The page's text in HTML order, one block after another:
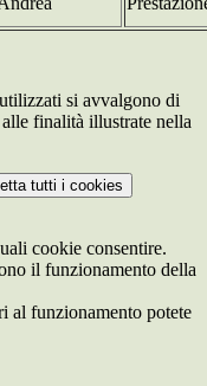
si avvalgono di
finalità illustrate nella
tutti i cookies
cookie consentire.
il funzionamento della
al funzionamento potete